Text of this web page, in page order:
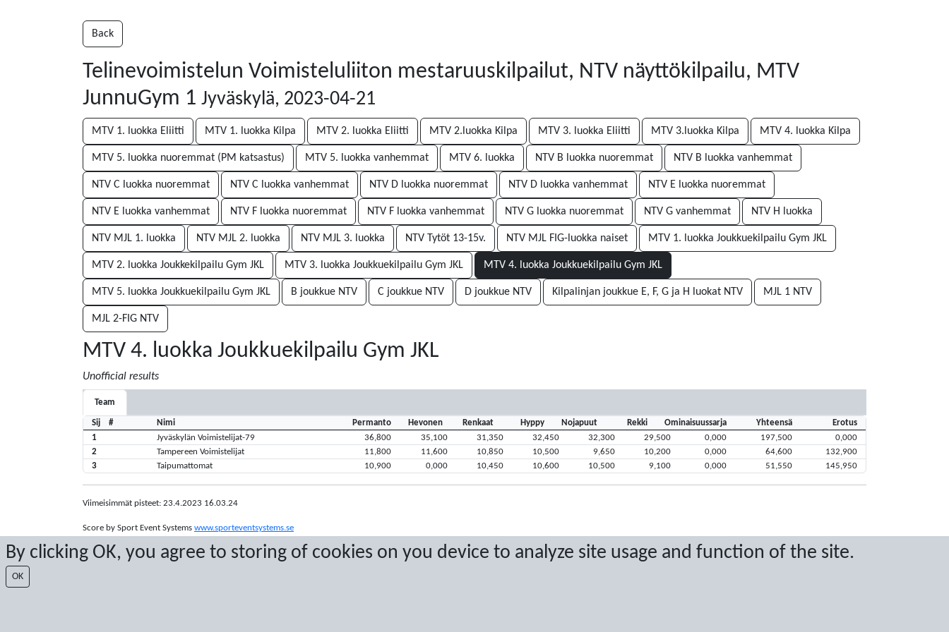
By clicking OK, you agree to storing of cookies on you device to analyze site usage and function of the site.
OK
Back
Telinevoimistelun Voimisteluliiton mestaruuskilpailut, NTV näyttökilpailu, MTV
JunnuGym 1 Jyväskylä, 2023-04-21
MTV 1. luokka Eliitti MTV 1. luokka Kilpa MTV 2. luokka Eliitti MTV 2.luokka Kilpa MTV 3. luokka Eliitti MTV 3.luokka Kilpa MTV 4. luokka Kilpa
MTV 5. luokka nuoremmat (PM katsastus) MTV 5. luokka vanhemmat MTV 6. luokka NTV B luokka nuoremmat NTV B luokka vanhemmat
NTV C luokka nuoremmat NTV C luokka vanhemmat NTV D luokka nuoremmat NTV D luokka vanhemmat NTV E luokka nuoremmat
NTV E luokka vanhemmat NTV F luokka nuoremmat NTV F luokka vanhemmat NTV G luokka nuoremmat NTV G vanhemmat NTV H luokka
NTV MJL 1. luokka NTV MJL 2. luokka NTV MJL 3. luokka NTV Tytöt 13-15v. NTV MJL FIG-luokka naiset MTV 1. luokka Joukkuekilpailu Gym JKL
MTV 2. luokka Joukkekilpailu Gym JKL MTV 3. luokka Joukkuekilpailu Gym JKL MTV 4. luokka Joukkuekilpailu Gym JKL
MTV 5. luokka Joukkuekilpailu Gym JKL B joukkue NTV C joukkue NTV D joukkue NTV Kilpalinjan joukkue E, F, G ja H luokat NTV MJL 1 NTV
MJL 2-FIG NTV
MTV 4. luokka Joukkuekilpailu Gym JKL
Unofficial results
Team
Sij # Nimi Permanto Hevonen Renkaat Hyppy Nojapuut Rekki Ominaisuussarja Yhteensä
Erotus
1
Jyväskylän Voimistelijat-79 36,800 35,100 31,350 32,450 32,300 29,500 0,000 197,500
0,000
2
Tampereen Voimistelijat 11,800 11,600 10,850 10,500 9,650 10,200 0,000 64,600
132,900
3
Taipumattomat 10,900 0,000 10,450 10,600 10,500 9,100 0,000 51,550 145,950
Viimeisimmät pisteet: 23.4.2023 16.03.24
Score by Sport Event Systems www.sporteventsystems.se